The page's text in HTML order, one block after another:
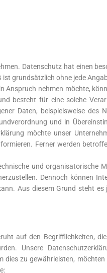
Datenschutz hat einen
grundsätzlich ohne jede
Anspruch nehmen möchte,
besteht für eine solche
Daten, beispielsweise
und in
möchte unser
Ferner werden
und organisatorische
Dennoch können
Aus diesem Grund steht
auf den Begrifflichkeiten,
Unsere
zu gewährleisten,